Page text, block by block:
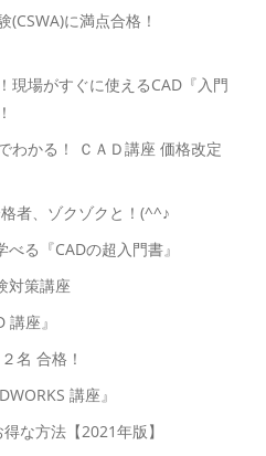
(CSWA)に満点合格！
現場がすぐに使えるCAD『入門
わかる！ ＣＡＤ講座 価格改定
者、ゾクゾクと！(^^♪
る『CADの超入門書』
対策講座
座』
名 合格！
講座』
な方法【2021年版】